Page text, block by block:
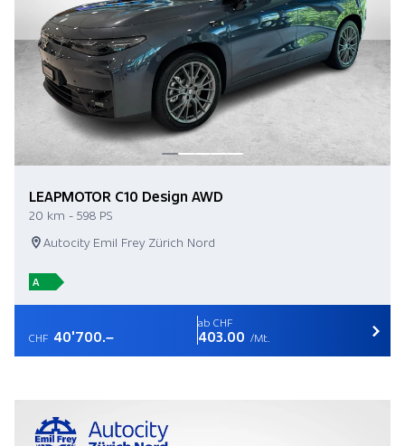
LEAPMOTOR C10 Design AWD
20 km - 598 PS
Autocity Emil Frey Zürich Nord
A
CHF 40'700.–
ab CHF
403.00 /Mt.